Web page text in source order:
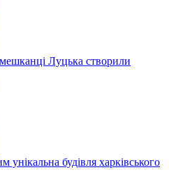
Луцька створили
унікальна будівля харківського